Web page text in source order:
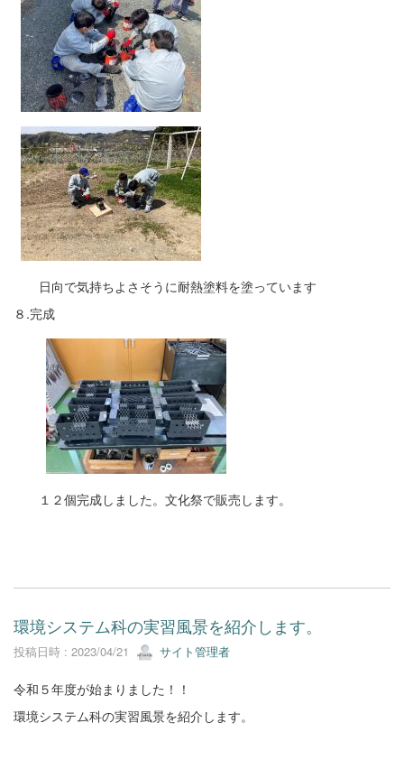
日向で気持ちよさそうに耐熱塗料を塗っています
８.完成
１２個完成しました。文化祭で販売します。
環境システム科の実習風景を紹介します。
投稿日時 : 2023/04/21 サイト管理者
令和５年度が始まりました！！
環境システム科の実習風景を紹介します。